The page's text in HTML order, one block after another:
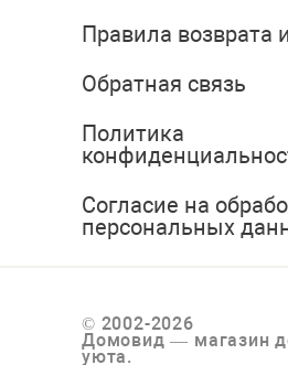
Правила возврата
Обратная связь
Политика
Согласие на
персональных
© 2002-2026
Домовид — магазин
уюта.